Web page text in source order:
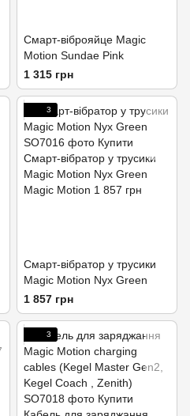
Смарт-віброяйце Magic
Motion Sundae Pink
1 315 грн
3
Смарт-вібратор у трусики
Magic Motion Nyx Green
1 857 грн
3